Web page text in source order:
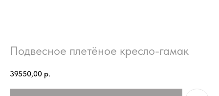
Подвесное плетёное кресло-гамак
39550,00 р.